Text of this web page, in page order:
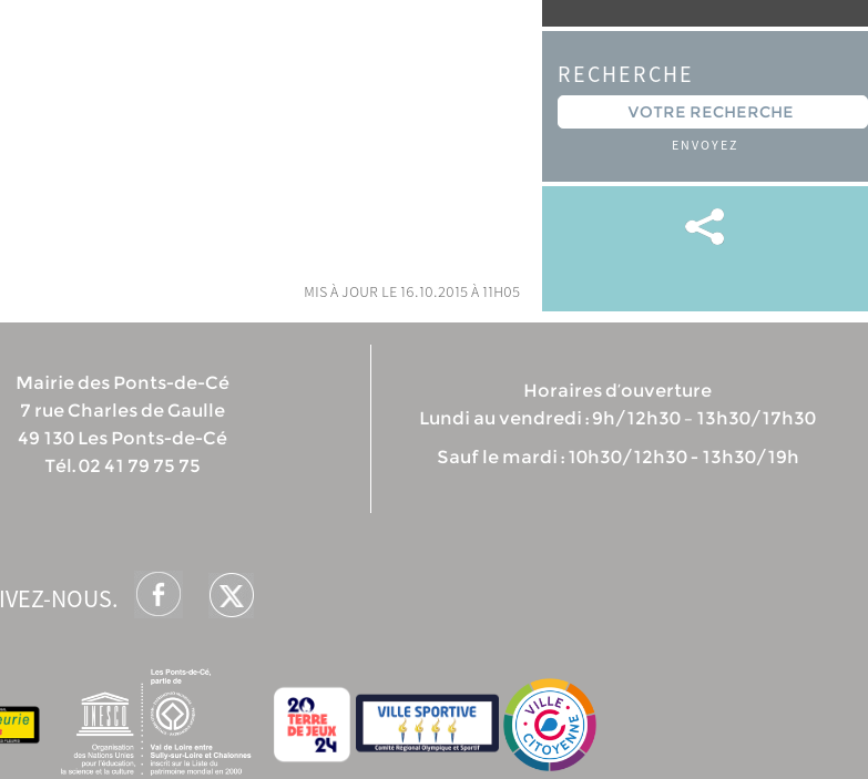
mis à jour le 16.10.2015 à 11h05
RECHERCHE
ENVOYEZ
Mairie des Ponts-de-Cé
7 rue Charles de Gaulle
49 130 Les Ponts-de-Cé
Tél. 02 41 79 75 75
Horaires d’ouverture
Lundi au vendredi : 9h/12h30 – 13h30/17h30
Sauf le mardi : 10h30/12h30 - 13h30/19h
NOUS.